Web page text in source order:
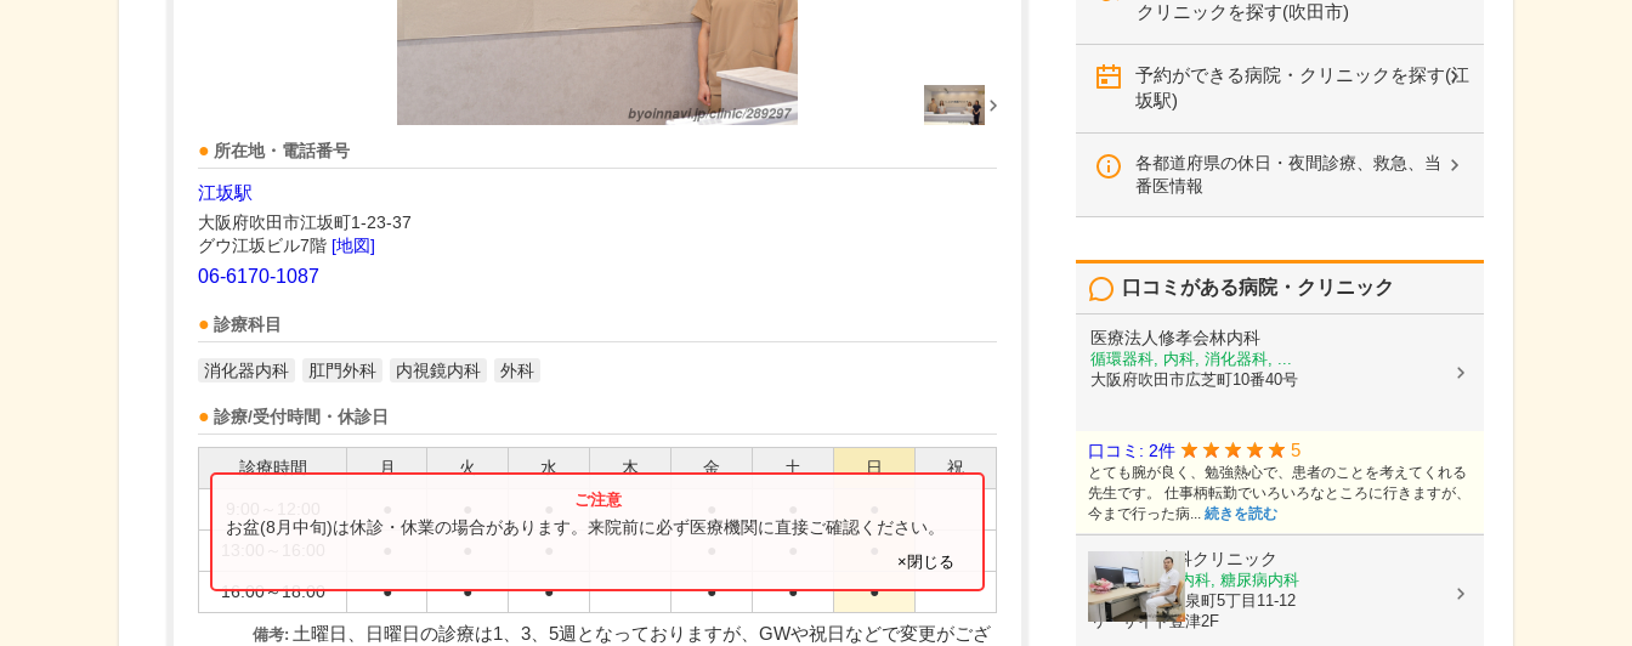
所在地・電話番号
江坂駅
大阪府吹田市江坂町1-23-37
グウ江坂ビル7階 [地図]
06-6170-1087
診療科目
消化器内科 肛門外科 内視鏡内科 外科
診療/受付時間・休診日
診療時間 月 火 水 木 金 土 日 祝
16:00～18:00 ● ● ● ● ● ●
お盆(8月中旬)は休診・休業の場合があります。来院前に必ず医療機関に直接ご確認ください。
×閉じる
備考: 土曜日、日曜日の診療は1、3、5週となっておりますが、GWや祝日などで変更がござ
クリニックを探す(吹田市)
予約ができる病院・クリニックを探す(江
坂駅)
各都道府県の休日・夜間診療、救急、当
番医情報
口コミがある病院・クリニック
医療法人修孝会林内科
循環器科, 内科, 消化器科, ...
大阪府吹田市広芝町10番40号
口コミ: 2件 5
とても腕が良く、勉強熱心で、患者のことを考えてくれる
先生です。 仕事柄転勤でいろいろなところに行きますが、
今まで行った病... 続きを読む
うえやま内科クリニック
内科, 消化器内科, 糖尿病内科
大阪府吹田市泉町5丁目11-12
リーサイド豊津2F